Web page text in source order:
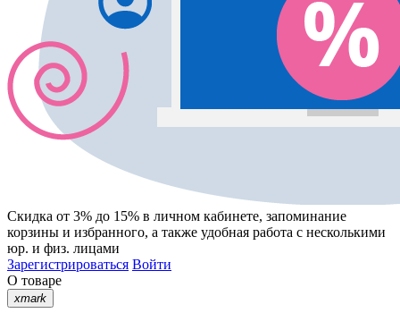
Скидка от 3% до 15% в личном кабинете, запоминание
корзины и избранного, а также удобная работа с несколькими
юр. и физ. лицами
Зарегистрироваться Войти
О товаре
xmark